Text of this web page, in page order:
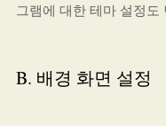
그램에 대한 테마 설정도
B. 배경 화면 설정